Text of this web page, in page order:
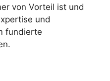
von Vorteil ist und
und
fundierte